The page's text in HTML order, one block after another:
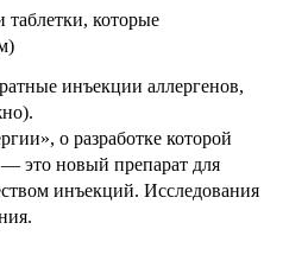
которые
инъекции аллергенов,
о разработке которой
это новый препарат для
инъекций. Исследования